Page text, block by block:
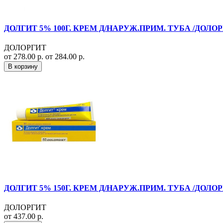
ДОЛГИТ 5% 100Г. КРЕМ Д/НАРУЖ.ПРИМ. ТУБА /
ДОЛОРГИТ
от 278.00 р. от 284.00 р.
В корзину
ДОЛГИТ 5% 150Г. КРЕМ Д/НАРУЖ.ПРИМ. ТУБА /
ДОЛОРГИТ
от 437.00 р.